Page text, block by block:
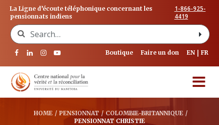
La Ligne d’écoute téléphonique concernant les
pensionnats indiens
1-866-925-
4419
Search for:
Boutique Faire un don EN FR
HOME / PENSIONNAT / COLOMBIE-BRITANNIQUE /
PENSIONNAT CHRISTIE